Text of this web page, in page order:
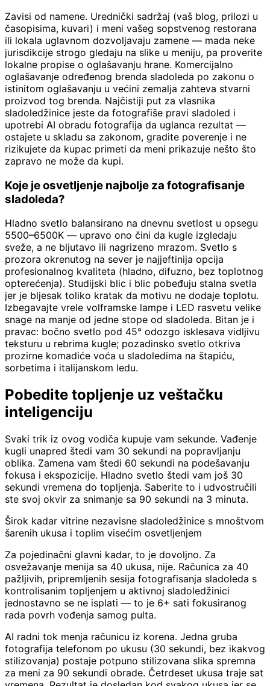
Zavisi od namene. Urednički sadržaj (vaš blog, prilozi u
časopisima, kuvari) i meni vašeg sopstvenog restorana
ili lokala uglavnom dozvoljavaju zamene — mada neke
jurisdikcije strogo gledaju na slike u meniju, pa proverite
lokalne propise o oglašavanju hrane. Komercijalno
oglašavanje određenog brenda sladoleda po zakonu o
istinitom oglašavanju u većini zemalja zahteva stvarni
proizvod tog brenda. Najčistiji put za vlasnika
sladoledžinice jeste da fotografiše pravi sladoled i
upotrebi AI obradu fotografija da uglanca rezultat —
ostajete u skladu sa zakonom, gradite poverenje i ne
rizikujete da kupac primeti da meni prikazuje nešto što
zapravo ne može da kupi.
Koje je osvetljenje najbolje za fotografisanje
sladoleda?
Hladno svetlo balansirano na dnevnu svetlost u opsegu
5500–6500K — upravo ono čini da kugle izgledaju
sveže, a ne bljutavo ili nagrizeno mrazom. Svetlo s
prozora okrenutog na sever je najjeftinija opcija
profesionalnog kvaliteta (hladno, difuzno, bez toplotnog
opterećenja). Studijski blic i blic pobeđuju stalna svetla
jer je bljesak toliko kratak da motivu ne dodaje toplotu.
Izbegavajte vrele volframske lampe i LED rasvetu velike
snage na manje od jedne stope od sladoleda. Bitan je i
pravac: bočno svetlo pod 45° odozgo isklesava vidljivu
teksturu u rebrima kugle; pozadinsko svetlo otkriva
prozirne komadiće voća u sladoledima na štapiću,
sorbetima i italijanskom ledu.
Pobedite topljenje uz veštačku
inteligenciju
Svaki trik iz ovog vodiča kupuje vam sekunde. Vađenje
kugli unapred štedi vam 30 sekundi na popravljanju
oblika. Zamena vam štedi 60 sekundi na podešavanju
fokusa i ekspozicije. Hladno svetlo štedi vam još 30
sekundi vremena do topljenja. Saberite to i udvostručili
ste svoj okvir za snimanje sa 90 sekundi na 3 minuta.
Širok kadar vitrine nezavisne sladoledžinice s mnoštvom
šarenih ukusa i toplim visećim osvetljenjem
Za pojedinačni glavni kadar, to je dovoljno. Za
osvežavanje menija sa 40 ukusa, nije. Računica za 40
pažljivih, pripremljenih sesija fotografisanja sladoleda s
kontrolisanim topljenjem u aktivnoj sladoledžinici
jednostavno se ne isplati — to je 6+ sati fokusiranog
rada povrh vođenja samog pulta.
AI radni tok menja računicu iz korena. Jedna gruba
fotografija telefonom po ukusu (30 sekundi, bez ikakvog
stilizovanja) postaje potpuno stilizovana slika spremna
za meni za 90 sekundi obrade. Četrdeset ukusa traje sat